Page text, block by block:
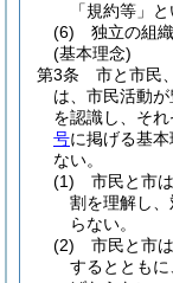
「規約等」
(6)
独立の組
(基本理念)
第3条
市と市民
は、市民活動
を認識し、それ
号に掲げる基
ない。
(1)
市民と市
割を理解し
らない。
(2)
市民と市
するととも